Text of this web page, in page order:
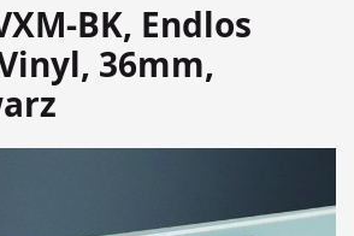
BK, Endlos
36mm,